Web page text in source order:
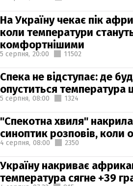
На Україну чекає пік
коли температури
комфортнішими
5 серпня, 20:00 11502
Спека не відступає: де
опуститься температура
5 серпня, 08:00 1324
"Спекотна хвиля"
синоптик розповів, коли
4 серпня, 08:00 2350
Україну накриває
температура сягне +39